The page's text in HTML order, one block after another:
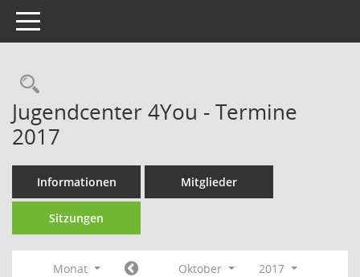
Toggle navigation
Rechercheauswahl
Jugendcenter 4You - Termine
2017
Informationen Mitglieder
Sitzungen
Monat Oktober
2017